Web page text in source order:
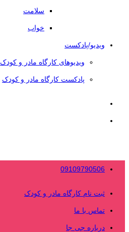
سلامت
خواب
ویدیو/پادکست
ویدیوهای کارگاه مادر و کودک
پادکست کارگاه مادر و کودک
09109790506
ثبت نام کارگاه مادر و کودک
تماس با ما
درباره جی جا